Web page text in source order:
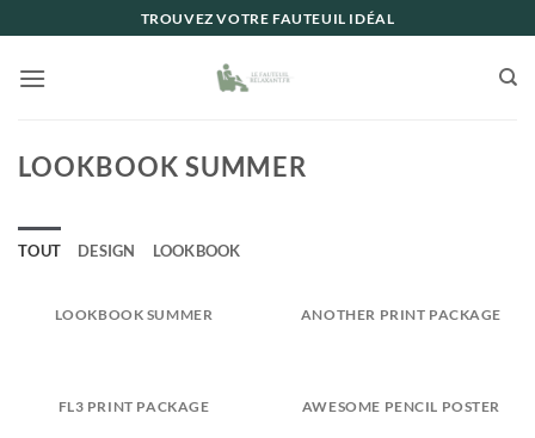
au
contenu
TROUVEZ VOTRE FAUTEUIL IDÉAL
LOOKBOOK SUMMER
TOUT DESIGN LOOKBOOK
LOOKBOOK SUMMER ANOTHER PRINT PACKAGE
FL3 PRINT PACKAGE AWESOME PENCIL POSTER